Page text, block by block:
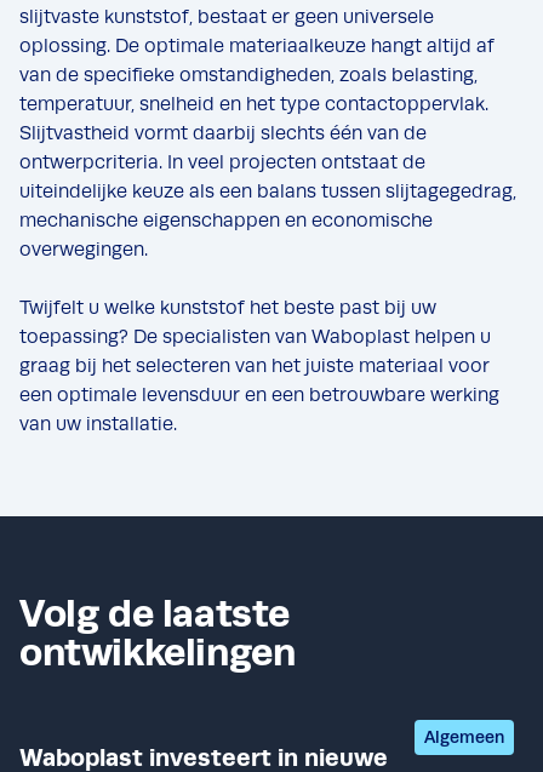
slijtvaste kunststof, bestaat er geen universele
oplossing. De optimale materiaalkeuze hangt altijd af
van de specifieke omstandigheden, zoals belasting,
temperatuur, snelheid en het type contactoppervlak.
Slijtvastheid vormt daarbij slechts één van de
ontwerpcriteria. In veel projecten ontstaat de
uiteindelijke keuze als een balans tussen slijtagegedrag,
mechanische eigenschappen en economische
overwegingen.
Twijfelt u welke kunststof het beste past bij uw
toepassing? De specialisten van Waboplast helpen u
graag bij het selecteren van het juiste materiaal voor
een optimale levensduur en een betrouwbare werking
van uw installatie.
Volg de laatste
ontwikkelingen
Algemeen
Waboplast investeert in nieuwe